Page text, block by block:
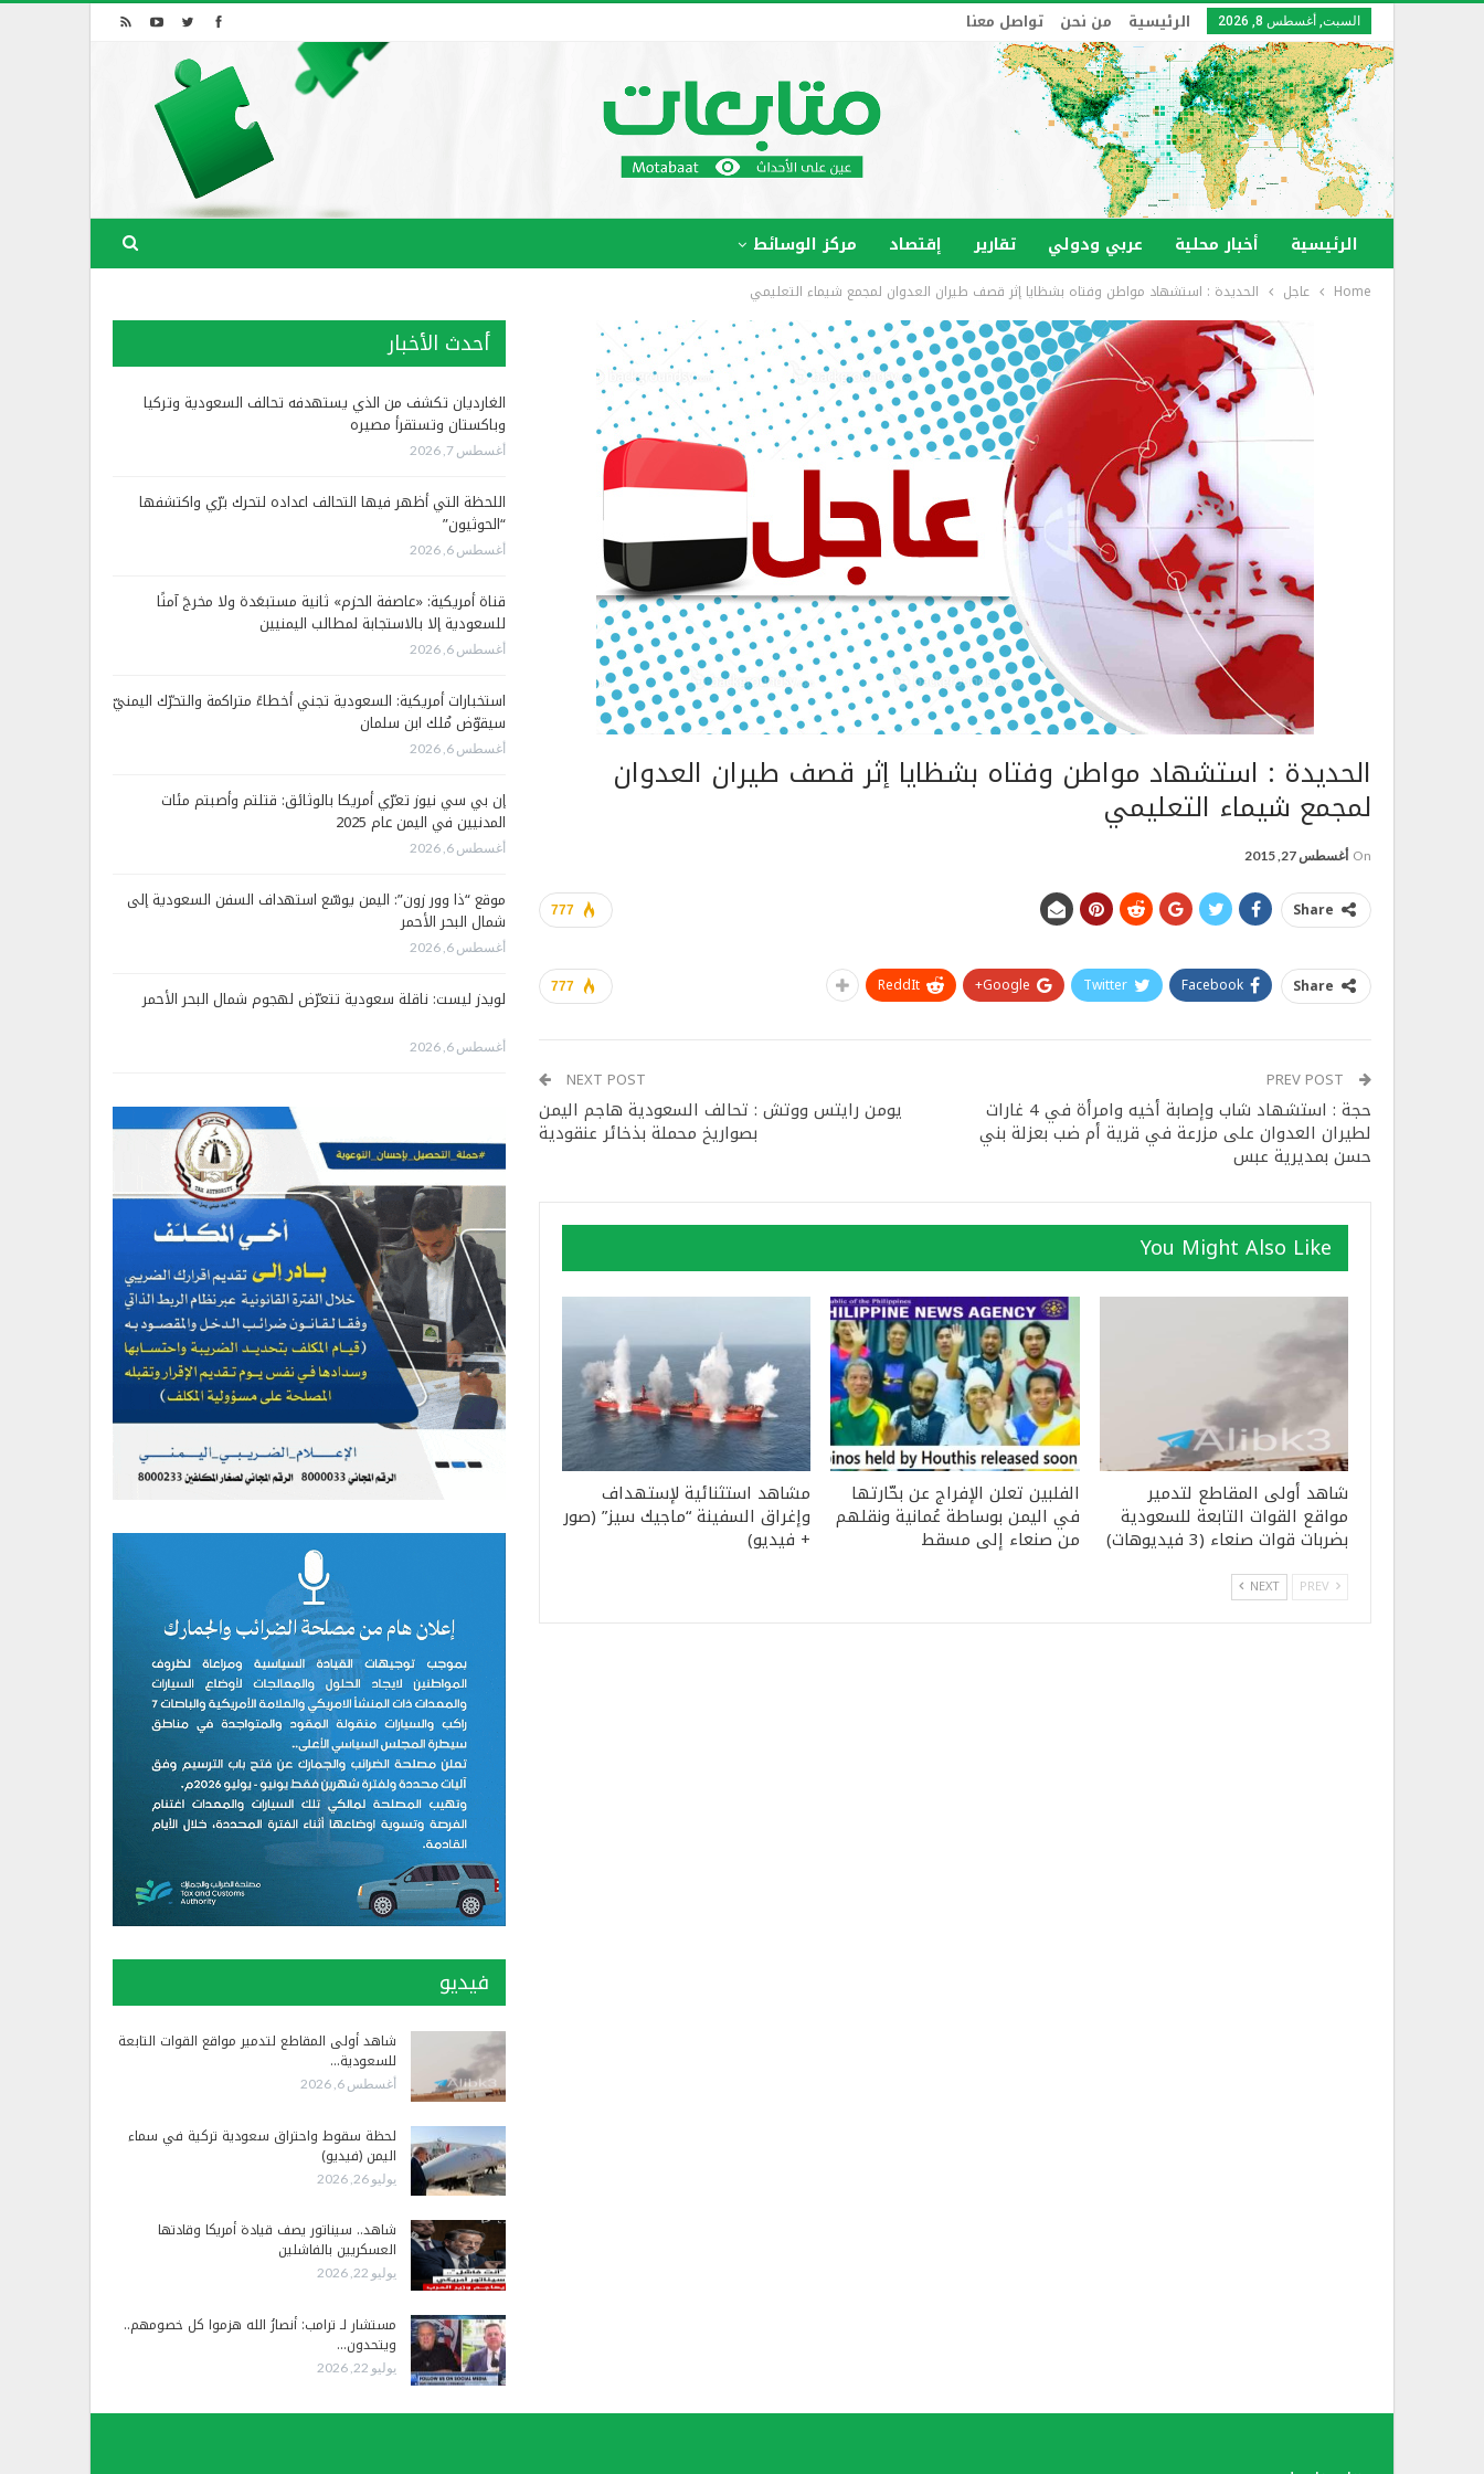
السبت, أغسطس 8, 2026 الرئيسية من نحن تواصل معنا
الرئيسية أخبار محلية عربي ودولي تقارير إقتصاد مركز الوسائط
Home عاجل الحديدة : استشهاد مواطن وفتاه بشظايا إثر قصف طيران العدوان لمجمع شيماء التعليمي
الحديدة : استشهاد مواطن وفتاه بشظايا إثر قصف طيران العدوان
لمجمع شيماء التعليمي
On أغسطس 27, 2015
777 Share
777 Share
Facebook
Twitter
Google+
ReddIt
حجة : استشهاد شاب وإصابة أخيه وامرأة في 4 غارات
لطيران العدوان على مزرعة في قرية أم ضب بعزلة بني
حسن بمديرية عبس
NEXT POST
يومن رايتس ووتش : تحالف السعودية هاجم اليمن
بصواريخ محملة بذخائر عنقودية
You Might Also Like
شاهد أولى المقاطع لتدمير
مواقع القوات التابعة للسعودية
بضربات قوات صنعاء (3 فيديوهات)
الفلبين تعلن الإفراج عن بحّارتها
في اليمن بوساطة عُمانية ونقلهم
من صنعاء إلى مسقط
مشاهد استثنائية لإستهداف
وإغراق السفينة “ماجيك سيز” (صور
+ فيديو)
NEXT
أحدث الأخبار
الغارديان تكشف من الذي يستهدفه تحالف السعودية وتركيا
وباكستان وتستقرأ مصيره
أغسطس 7, 2026
اللحظة التي أظهر فيها التحالف اعداده لتحرك برّي واكتشفها
“الحوثيون”
أغسطس 6, 2026
قناة أمريكية: «عاصفة الحزم» ثانية مستبعَدة ولا مخرجَ آمنًا
للسعودية إلا بالاستجابة لمطالب اليمنيين
أغسطس 6, 2026
استخبارات أمريكية: السعودية تجني أخطاءً متراكمة والتحرّك اليمنيّ
سيقوّض مُلك ابن سلمان
أغسطس 6, 2026
إن بي سي نيوز تعرّي أمريكا بالوثائق: قتلتم وأصبتم مئات
المدنيين في اليمن عام 2025
أغسطس 6, 2026
موقع “ذا وور زون”: اليمن يوسّع استهداف السفن السعودية إلى
شمال البحر الأحمر
أغسطس 6, 2026
لويدز ليست: ناقلة سعودية تتعرّض لهجوم شمال البحر الأحمر
أغسطس 6, 2026
فيديو
شاهد أولى المقاطع لتدمير مواقع القوات التابعة
للسعودية…
أغسطس 6, 2026
لحظة سقوط واحتراق سعودية تركية في سماء
اليمن (فيديو)
يوليو 26, 2026
شاهد.. سيناتور يصف قيادة أمريكا وقادتها
العسكريين بالفاشلين
يوليو 22, 2026
مستشار لـ ترامب: أنصارُ الله هزموا كل خصومهم..
ويتحدون…
يوليو 22, 2026